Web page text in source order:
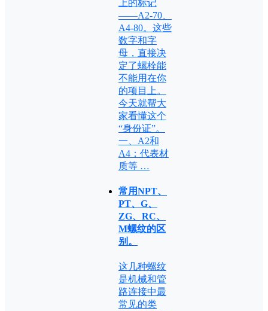
上的标记
——A2-70、
A4-80。这些
数字和字
母，直接决
定了螺栓能
不能用在你
的项目上。
今天就帮大
家看懂这个
“身份证”。
一、A2和
A4：代表材
质等 …
常用NPT、
PT、G、
ZG、RC、
M螺纹的区
别。
这几种螺纹
是机械和管
路连接中最
常见的类